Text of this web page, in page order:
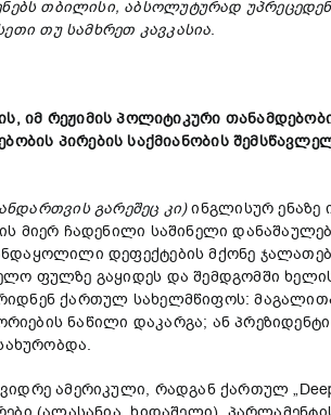
თბილისი, აბსოლუტურად
თუ სამხრეთ კავკასია.
,იმ რეჟიმისპოლიტიკური
პირების საქმიანობის
გარეშეც კი)ინგლისურ ენაზე
მიერ ჩადენილი საშინელი
დეფექტების მქონე
ფულზე გაყიდეს და შემდგომში
ქართულ სახელმწიფოს:
ნაწილი დაკარგა; ან
ამერიკული, რადგან ქართულ